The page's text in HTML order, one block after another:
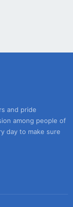
and pride
among people of
day to make sure